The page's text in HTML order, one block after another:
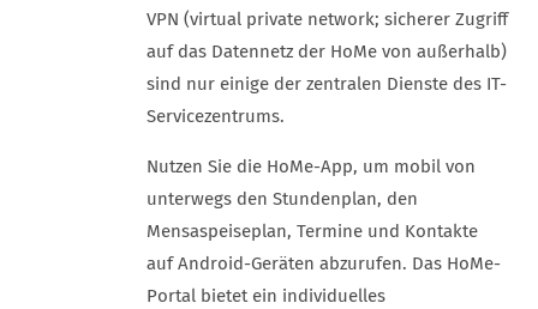
VPN (virtual private network; sicherer Zugriff
auf das Datennetz der HoMe von außerhalb)
sind nur einige der zentralen Dienste des IT-
Servicezentrums.
Nutzen Sie die HoMe-App, um mobil von
unterwegs den Stundenplan, den
Mensaspeiseplan, Termine und Kontakte
auf Android-Geräten abzurufen. Das HoMe-
Portal bietet ein individuelles